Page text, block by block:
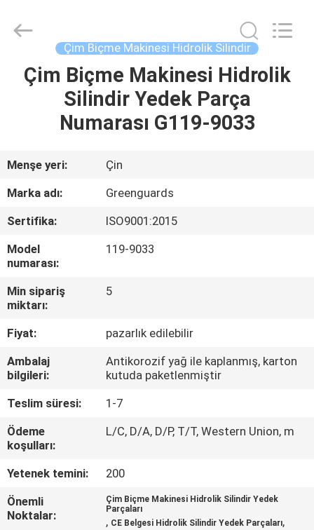
ÜRÜN:%
EXCEPTION
GETIP()
ERROR
FABRIKA
TURU
KALITE
KONTROL
BIZIMLE
ILETIŞIME
Long
Trading
Reserved.
Çim Biçme Makinesi Hidrolik Silindir
Çim Biçme Makinesi Hidrolik
Silindir Yedek Parça
Numarası G119-9033
Menşe yeri:
Çin
Marka adı:
Greenguards
Sertifika:
ISO9001:2015
Model
numarası:
119-9033
Min sipariş
miktarı:
5
Fiyat:
pazarlık edilebilir
Ambalaj
bilgileri:
Antikorozif yağ ile kaplanmış, karton
kutuda paketlenmiştir
Teslim süresi:
1-7
Ödeme
koşulları:
L/C, D/A, D/P, T/T, Western Union, m
Yetenek temini:
200
Önemli
Noktalar:
Çim Biçme Makinesi Hidrolik Silindir Yedek
Parçaları
, CE Belgesi Hidrolik Silindir Yedek Parçaları,